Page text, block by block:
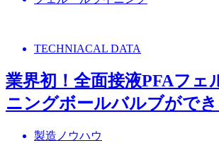
TECHNIACAL DATA
業界初！全面接液PFAフェ
ニングボールバルブがで
製造ノウハウ